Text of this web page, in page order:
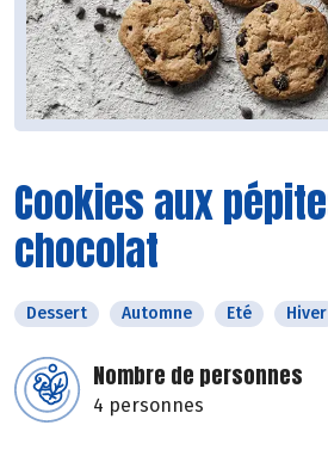
Cookies aux
chocolat
Dessert Automne Eté Hiver
Nombre de personnes
4 personnes